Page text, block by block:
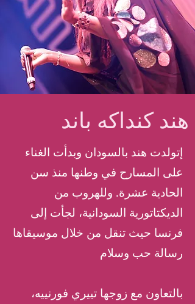
هند كنداكه باند
على المسارح في وطنها منذ سن
الحادية عشرة. وللهروب من
الديكتاتورية السودانية، لجأت إلى
فرنسا حيث تنقل من خلال موسيقاها
رسالة حب وسلام
بالتعاون مع زوجها تييري فورنييه،